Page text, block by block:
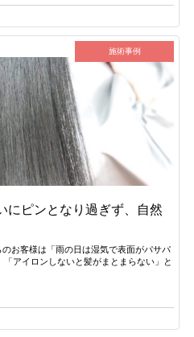
施術事例
にピンとなり過ぎず、自然
お客様は「雨の日は湿気で表面がパサパ
アイロンしないと髪がまとまらない」と